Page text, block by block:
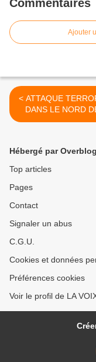
Commentaires
Ajouter
< ATTAQUE TERRORISTE
DANS LE NORD
COTE
Hébergé par Overblog
Top articles
Pages
Contact
Signaler un abus
C.G.U.
Cookies et données
Préférences cookies
Voir le profil de LA